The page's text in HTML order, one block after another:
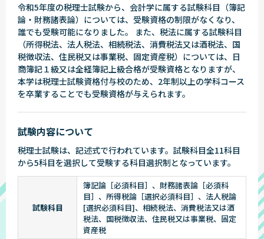
令和5年度の税理士試験から、会計学に属する試験科目（簿記
論・財務諸表論）については、受験資格の制限がなくなり、
誰でも受験可能になりました。 また、税法に属する試験科目
（所得税法、法人税法、相続税法、消費税法又は酒税法、国
税徴収法、住民税又は事業税、固定資産税）については、日
商簿記１級又は全経簿記上級合格が受験資格となりますが、
本学は税理士試験資格付与校のため、2年制以上の学科コース
を卒業することでも受験資格が与えられます。
試験内容について
税理士試験は、記述式で行われています。試験科目全11科目
から5科目を選択して受験する科目選択制となっています。
試験科目
簿記論［必須科目］、財務諸表論［必須科
目］、所得税論［選択必須科目］、法人税論
[選択必須科目]、相続税法、消費税法又は酒
税法、国税徴収法、住民税又は事業税、固定
資産税